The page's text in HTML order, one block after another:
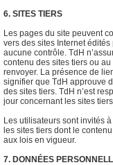
6. SITES TIERS
Les pages du site peuvent
vers des sites Internet
aucune contrôle. TdH
contenu des sites tiers ou
renvoyer. La présence de
signifier que TdH approuve
des sites tiers. TdH n’est
jour concernant les sites
Les utilisateurs sont invités
les sites tiers dont le
aux lois en vigueur.
7. DONNÉES